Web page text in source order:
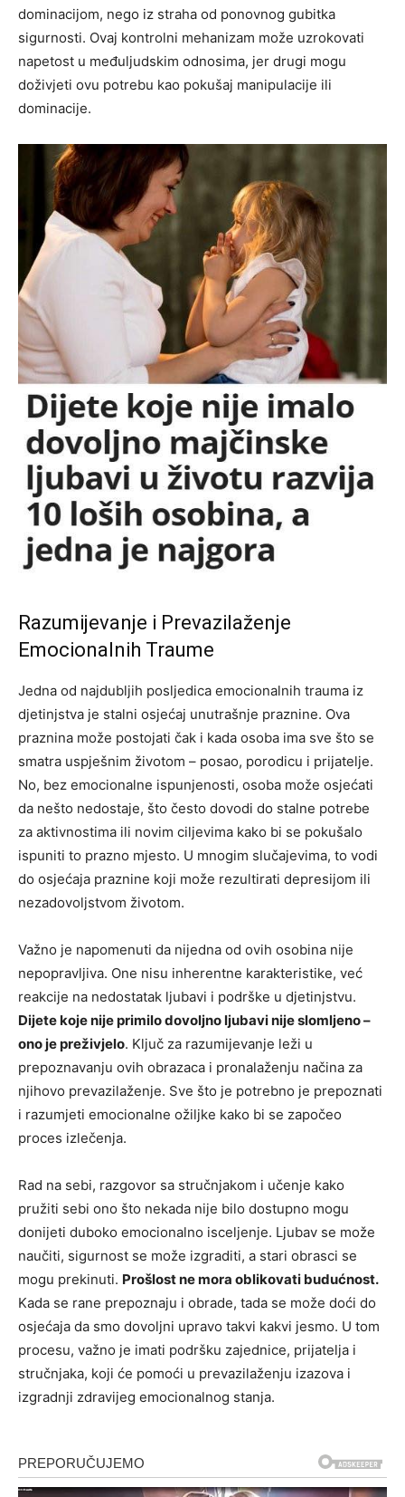
dominacijom, nego iz straha od ponovnog gubitka
sigurnosti. Ovaj kontrolni mehanizam može uzrokovati
napetost u međuljudskim odnosima, jer drugi mogu
doživjeti ovu potrebu kao pokušaj manipulacije ili
dominacije.
Razumijevanje i Prevazilaženje
Emocionalnih Traume
Jedna od najdubljih posljedica emocionalnih trauma iz
djetinjstva je stalni osjećaj unutrašnje praznine. Ova
praznina može postojati čak i kada osoba ima sve što se
smatra uspješnim životom – posao, porodicu i prijatelje.
No, bez emocionalne ispunjenosti, osoba može osjećati
da nešto nedostaje, što često dovodi do stalne potrebe
za aktivnostima ili novim ciljevima kako bi se pokušalo
ispuniti to prazno mjesto. U mnogim slučajevima, to vodi
do osjećaja praznine koji može rezultirati depresijom ili
nezadovoljstvom životom.
Važno je napomenuti da nijedna od ovih osobina nije
nepopravljiva. One nisu inherentne karakteristike, već
reakcije na nedostatak ljubavi i podrške u djetinjstvu.
Dijete koje nije primilo dovoljno ljubavi nije slomljeno –
ono je preživjelo. Ključ za razumijevanje leži u
prepoznavanju ovih obrazaca i pronalaženju načina za
njihovo prevazilaženje. Sve što je potrebno je prepoznati
i razumjeti emocionalne ožiljke kako bi se započeo
proces izlečenja.
Rad na sebi, razgovor sa stručnjakom i učenje kako
pružiti sebi ono što nekada nije bilo dostupno mogu
donijeti duboko emocionalno isceljenje. Ljubav se može
naučiti, sigurnost se može izgraditi, a stari obrasci se
mogu prekinuti. Prošlost ne mora oblikovati budućnost.
Kada se rane prepoznaju i obrade, tada se može doći do
osjećaja da smo dovoljni upravo takvi kakvi jesmo. U tom
procesu, važno je imati podršku zajednice, prijatelja i
stručnjaka, koji će pomoći u prevazilaženju izazova i
izgradnji zdravijeg emocionalnog stanja.